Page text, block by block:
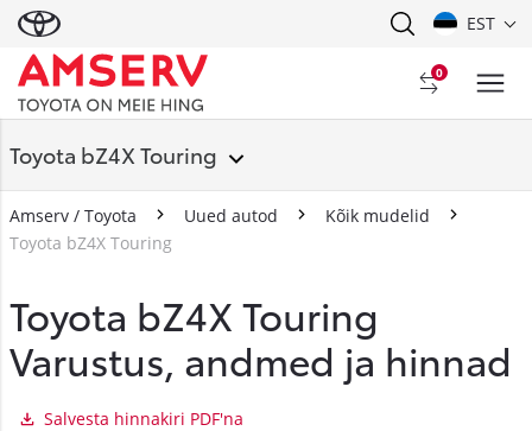
EST
0
Toyota bZ4X Touring
Amserv / Toyota Uued autod
Kõik mudelid
Toyota bZ4X Touring
Toyota bZ4X Touring
Varustus, andmed ja hinnad
Salvesta hinnakiri PDF'na